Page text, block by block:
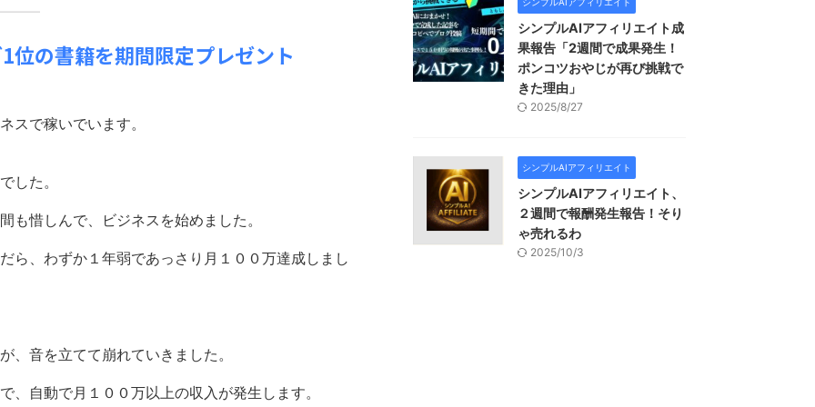
の書籍を期間限定プレゼント
スで稼いでいます。
した。
も惜しんで、ビジネスを始めました。
ら、わずか１年弱であっさり月１００万達成しまし
、音を立てて崩れていきました。
、自動で月１００万以上の収入が発生します。
シンプルAIアフィリエイト成
果報告「2週間で成果発生！
ポンコツおやじが再び挑戦で
きた理由」
2025/8/27
シンプルAIアフィリエイト
シンプルAIアフィリエイト、
２週間で報酬発生報告！そり
ゃ売れるわ
2025/10/3